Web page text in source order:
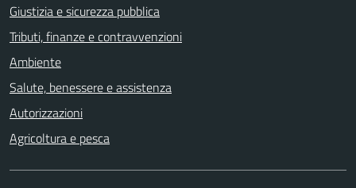
Giustizia e sicurezza pubblica
Tributi, finanze e contravvenzioni
Ambiente
Salute, benessere e assistenza
Autorizzazioni
Agricoltura e pesca